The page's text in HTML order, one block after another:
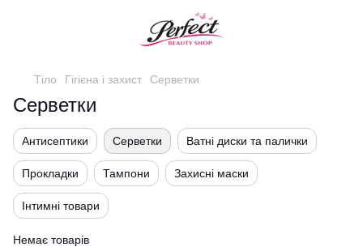
Тіло Гігієна і захист Серветки
Серветки
Антисептики Серветки Ватні диски та палички
Прокладки Тампони Захисні маски
Інтимні товари
Немає товарів